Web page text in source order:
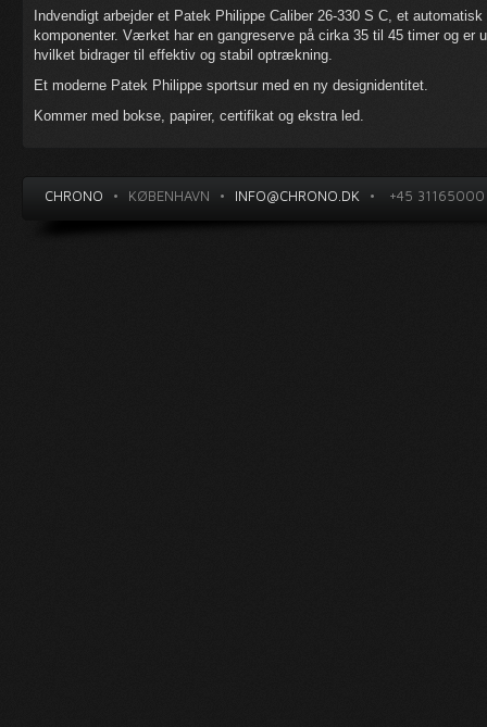
Indvendigt arbejder et Patek Philippe Caliber 26-330 S C, et
komponenter. Værket har en gangreserve på cirka 35 til 45 timer og
hvilket bidrager til effektiv og stabil optrækning.
Et moderne Patek Philippe sportsur med en ny designidentitet.
Kommer med bokse, papirer, certifikat og ekstra led.
CHRONO • KØBENHAVN • INFO@CHRONO.DK • +45 31165000